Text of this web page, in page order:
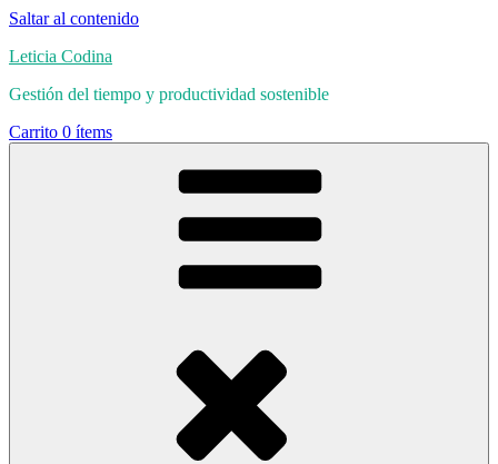
Saltar al contenido
Leticia Codina
Gestión del tiempo y productividad sostenible
Carrito 0 ítems